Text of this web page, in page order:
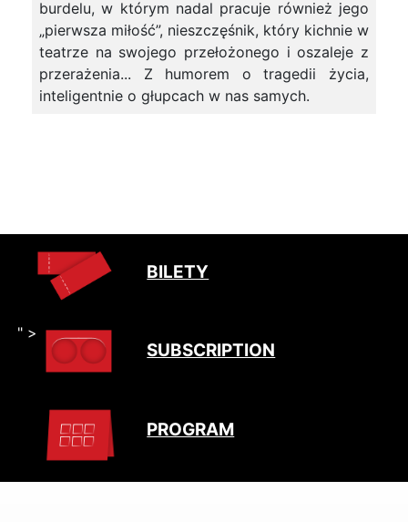
burdelu, w którym nadal pracuje również jego
„pierwsza miłość”, nieszczęśnik, który kichnie w
teatrze na swojego przełożonego i oszaleje z
przerażenia... Z humorem o tragedii życia,
inteligentnie o głupcach w nas samych.
BILETY
" >
SUBSCRIPTION
PROGRAM